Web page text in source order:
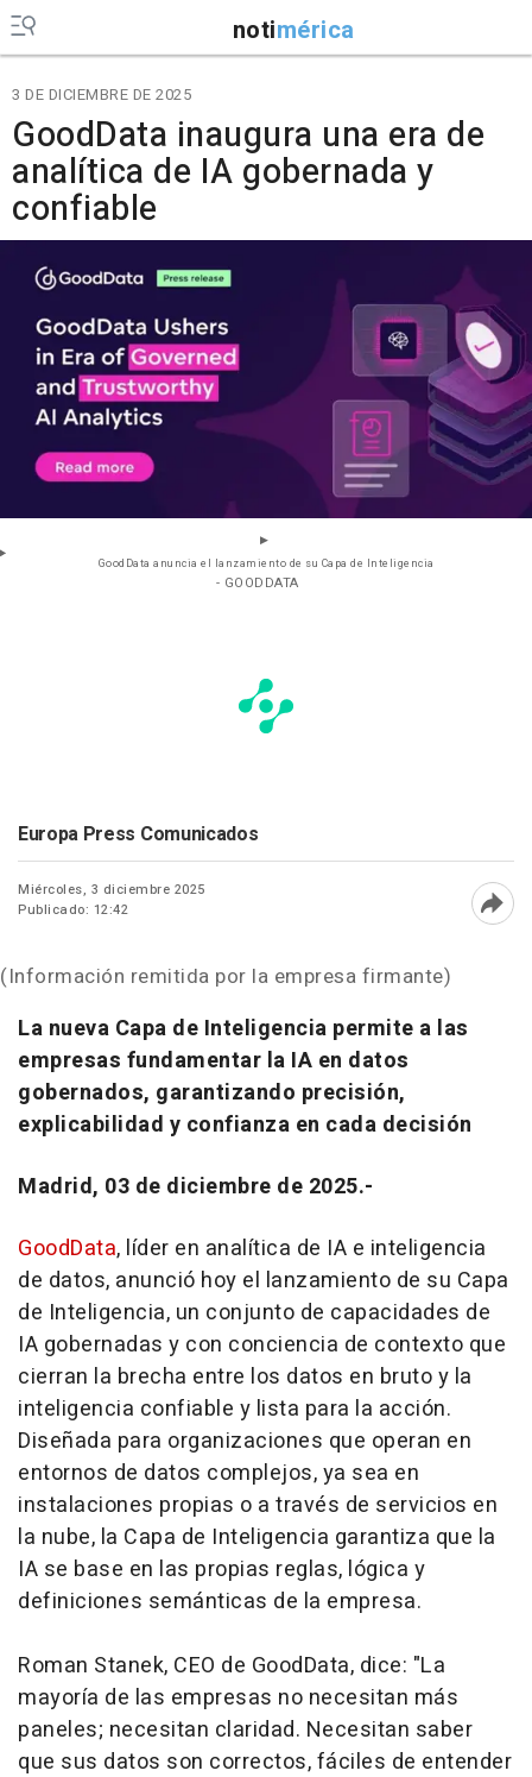
notimérica
3 DE DICIEMBRE DE 2025
GoodData inaugura una era de
analítica de IA gobernada y
confiable
GoodData anuncia el lanzamiento de su Capa de Inteligencia
- GOODDATA
Europa Press Comunicados
Miércoles, 3 diciembre 2025
Publicado: 12:42
(Información remitida por la empresa firmante)
La nueva Capa de Inteligencia permite a las
empresas fundamentar la IA en datos
gobernados, garantizando precisión,
explicabilidad y confianza en cada decisión
Madrid, 03 de diciembre de 2025.-
GoodData, líder en analítica de IA e inteligencia
de datos, anunció hoy el lanzamiento de su Capa
de Inteligencia, un conjunto de capacidades de
IA gobernadas y con conciencia de contexto que
cierran la brecha entre los datos en bruto y la
inteligencia confiable y lista para la acción.
Diseñada para organizaciones que operan en
entornos de datos complejos, ya sea en
instalaciones propias o a través de servicios en
la nube, la Capa de Inteligencia garantiza que la
IA se base en las propias reglas, lógica y
definiciones semánticas de la empresa.
Roman Stanek, CEO de GoodData, dice: "La
mayoría de las empresas no necesitan más
paneles; necesitan claridad. Necesitan saber
que sus datos son correctos, fáciles de entender